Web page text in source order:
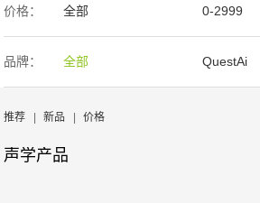
专业扩声音箱 幕布产品
声学产品 智能产品
周边产品
价格： 全部 0-2999
3000-9999 1万-5万
5万-15万
30万-50万
品牌： 全部 QuestAi
推荐 | 新品 | 价格
声学产品